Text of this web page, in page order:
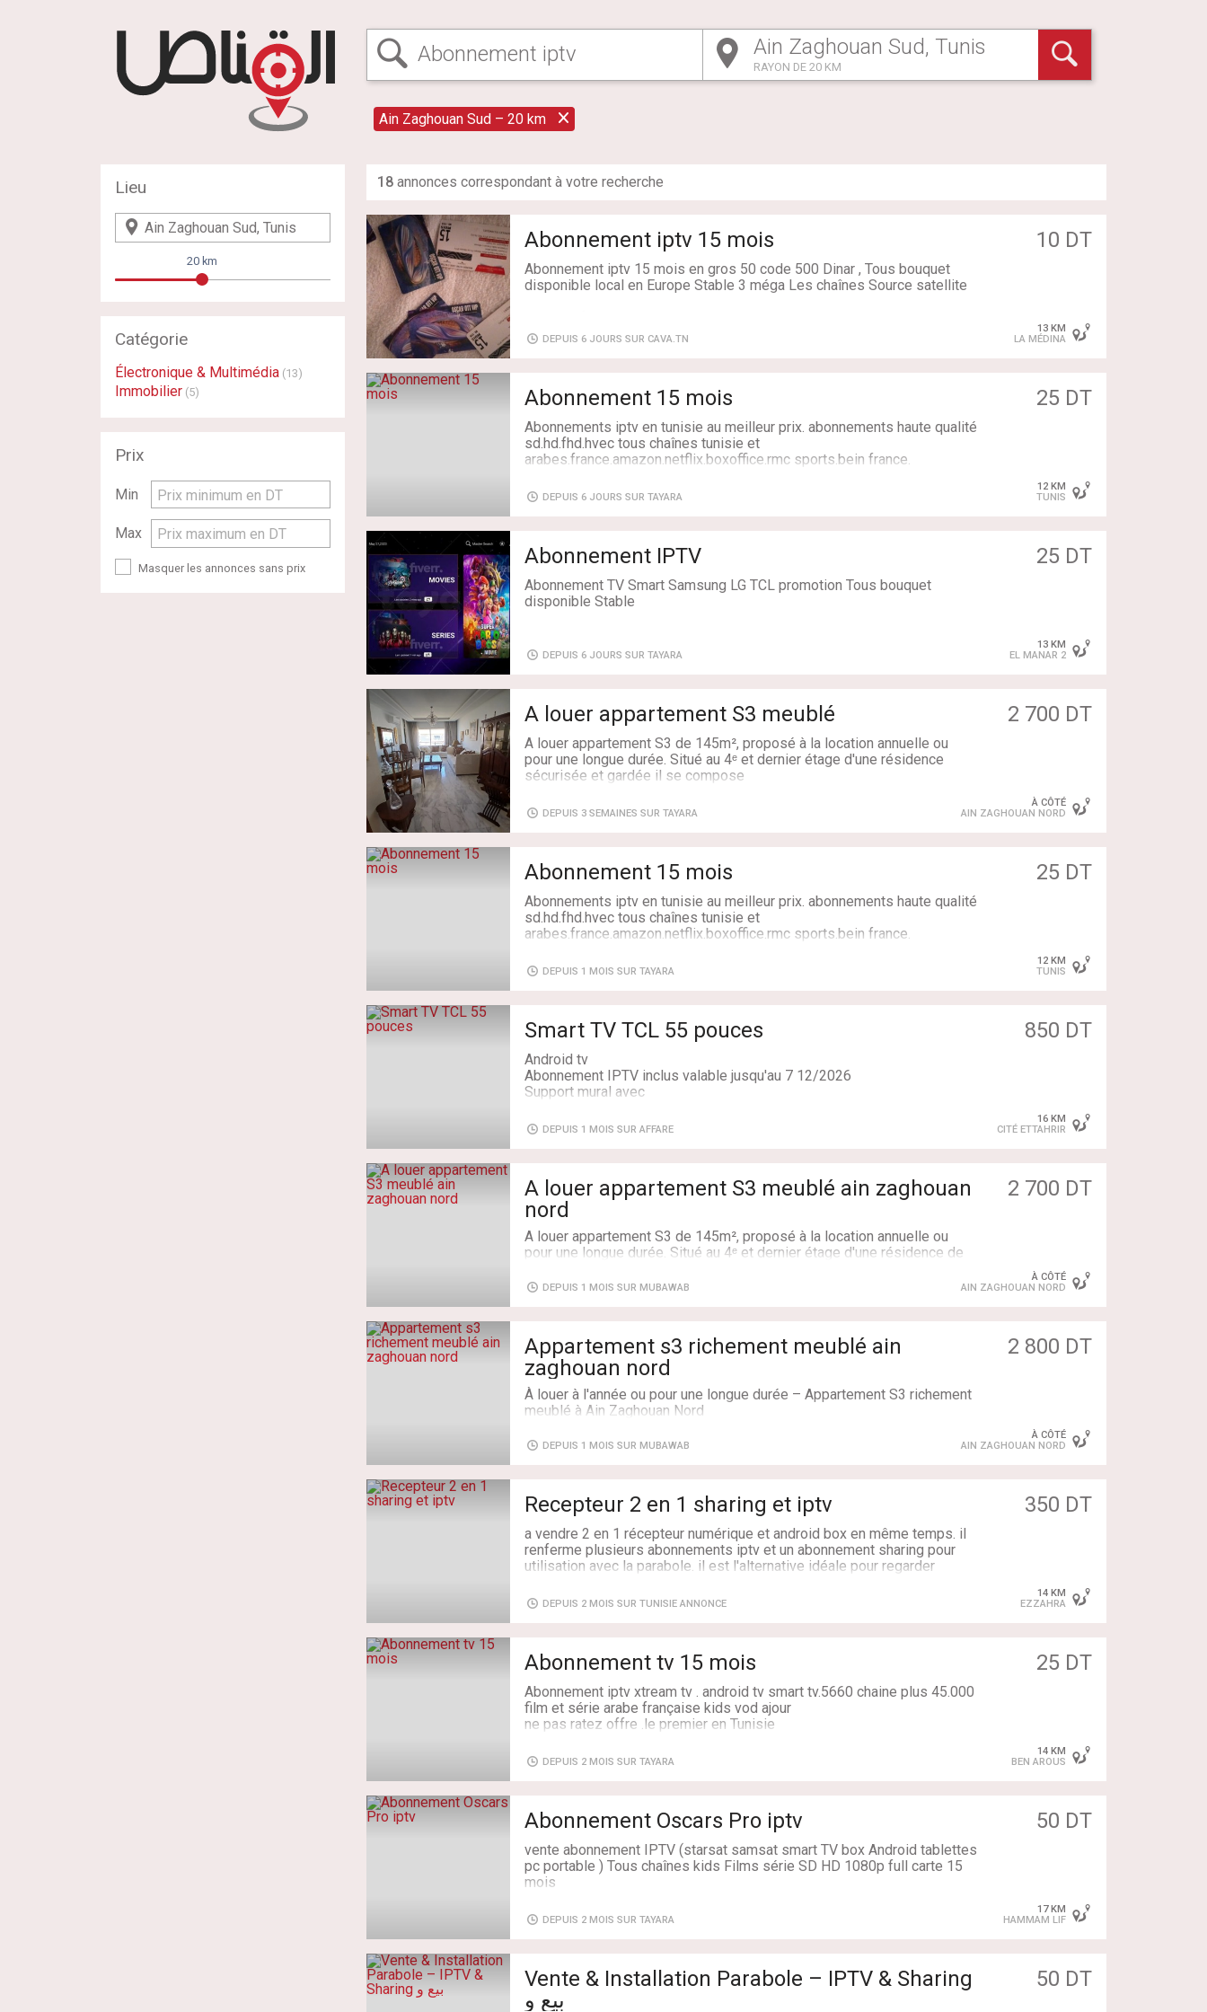
RAYON DE 20 KM
Ain Zaghouan Sud – 20 km
18 annonces correspondant à votre recherche
Abonnement iptv 15 mois 10 DT
Abonnement iptv 15 mois en gros 50 code 500 Dinar , Tous bouquet
disponible local en Europe Stable 3 méga Les chaînes Source satellite
DEPUIS 6 JOURS SUR CAVA.TN
13 KM
LA MÉDINA
Abonnement 15 mois 25 DT
Abonnements iptv en tunisie au meilleur prix. abonnements haute qualité
sd.hd.fhd.hvec tous chaînes tunisie et
arabes.france.amazon.netflix.boxoffice.rmc sports.bein france.
Livraison: Oui
DEPUIS 6 JOURS SUR TAYARA
12 KM
TUNIS
Abonnement IPTV 25 DT
Abonnement TV Smart Samsung LG TCL promotion Tous bouquet
disponible Stable
DEPUIS 6 JOURS SUR TAYARA
13 KM
EL MANAR 2
A louer appartement S3 meublé 2 700 DT
A louer appartement S3 de 145m², proposé à la location annuelle ou
pour une longue durée. Situé au 4ᵉ et dernier étage d'une résidence
sécurisée et gardée il se compose
Un vaste salon lumineux avec salle à manger, entièrement meublé.
Une cuisine équipée
Un séjour aménagé avec télévision et abonnement IPTV qui peut se
Deux chambres entièrement meublées.
Une salles de bain commune
Climatisation en split.
Pour plus d'information veuillez me contacter
Type de transaction: À Louer
Superficie: 145 m²
Salles de bains: 2
DEPUIS 3 SEMAINES SUR TAYARA
À CÔTÉ
AIN ZAGHOUAN NORD
Abonnement 15 mois 25 DT
Abonnements iptv en tunisie au meilleur prix. abonnements haute qualité
sd.hd.fhd.hvec tous chaînes tunisie et
arabes.france.amazon.netflix.boxoffice.rmc sports.bein france.
Livraison: Oui
DEPUIS 1 MOIS SUR TAYARA
12 KM
TUNIS
Smart TV TCL 55 pouces 850 DT
Android tv
Abonnement IPTV inclus valable jusqu'au 7 12/2026
Support mural avec
DEPUIS 1 MOIS SUR AFFARE
16 KM
CITÉ ETTAHRIR
A louer appartement S3 meublé ain zaghouan
nord
2 700 DT
A louer appartement S3 de 145m², proposé à la location annuelle ou
pour une longue durée. Situé au 4ᵉ et dernier étage d'une résidence de
Partie jour
Une cuisine entièrement équipée avec séchoir.
Salle de douche.
la partie nuit :
Un séjour aménagé avec télévision et abonnement IPTV qui peut se
transformer en une chambre a coucher.
Deux chambres entièrement meublées.
Chauffage central.
Visiophone
Une places de parking au sous-sol.
Un cellier au sous-sol.
Type de bien: Appartement
Années: 5-10 ans
Caractéristiques: 145 m², 3 Chambres, 2 Salles de bains
DEPUIS 1 MOIS SUR MUBAWAB
À CÔTÉ
AIN ZAGHOUAN NORD
Appartement s3 richement meublé ain
zaghouan nord
2 800 DT
À louer à l'année ou pour une longue durée – Appartement S3 richement
meublé à Ain Zaghouan Nord
Occupant le 4ᵉ et dernier étage d'une résidence de très haut standing,
* Un spacieux salon avec salle à manger, lumineux et élégamment
meublé.
* Un séjour aménagé avec télévision et abonnement IPTV.
* Deux chambres à coucher entièrement meublées.
* Une cuisine entièrement équipée avec séchoir.
* Un balcon.
L'appartement est également équipé de :
* Climatisation en split.
* Visiophone (interphone avec caméra).
* 2 Places de parking au sous-sol.
Loyer : 2 800 DT/mois
appeler au 27 653 947
DEPUIS 1 MOIS SUR MUBAWAB
À CÔTÉ
AIN ZAGHOUAN NORD
Recepteur 2 en 1 sharing et iptv 350 DT
a vendre 2 en 1 récepteur numérique et android box en même temps. il
renferme plusieurs abonnements iptv et un abonnement sharing pour
utilisation avec la parabole. il est l'alternative idéale pour regarder
DEPUIS 2 MOIS SUR TUNISIE ANNONCE
14 KM
EZZAHRA
Abonnement tv 15 mois 25 DT
Abonnement iptv xtream tv . android tv smart tv.5660 chaine plus 45.000
film et série arabe française kids vod ajour
ne pas ratez offre .le premier en Tunisie
Livraison: Oui
DEPUIS 2 MOIS SUR TAYARA
14 KM
BEN AROUS
Abonnement Oscars Pro iptv 50 DT
vente abonnement IPTV (starsat samsat smart TV box Android tablettes
pc portable ) Tous chaînes kids Films série SD HD 1080p full carte 15
mois
Livraison: Oui
DEPUIS 2 MOIS SUR TAYARA
17 KM
HAMMAM LIF
Vente & Installation Parabole – IPTV & Sharing
بيع و
50 DT
Lieu
20 km
Catégorie
Électronique & Multimédia (13)
Immobilier (5)
Prix
Min Prix minimum en DT
Max Prix maximum en DT
Masquer les annonces sans prix